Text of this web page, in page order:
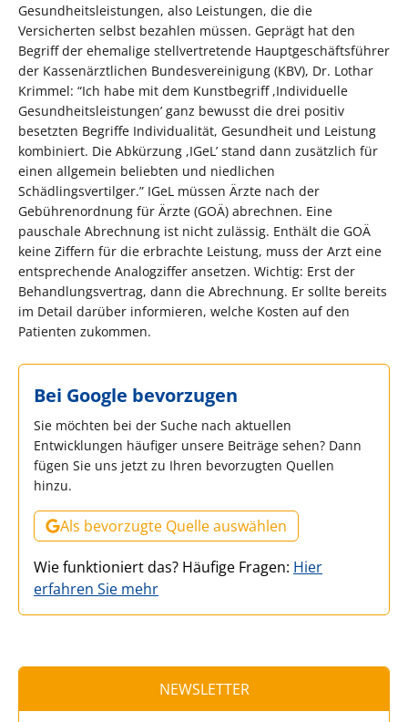
Gesundheitsleistungen, also Leistungen, die die
Versicherten selbst bezahlen müssen. Geprägt hat den
Begriff der ehemalige stellvertretende Hauptgeschäftsführer
der Kassenärztlichen Bundesvereinigung (KBV), Dr. Lothar
Krimmel: “Ich habe mit dem Kunstbegriff ,Individuelle
Gesundheitsleistungen’ ganz bewusst die drei positiv
besetzten Begriffe Individualität, Gesundheit und Leistung
kombiniert. Die Abkürzung ,IGeL’ stand dann zusätzlich für
einen allgemein beliebten und niedlichen
Schädlingsvertilger.” IGeL müssen Ärzte nach der
Gebührenordnung für Ärzte (GOÄ) abrechnen. Eine
pauschale Abrechnung ist nicht zulässig. Enthält die GOÄ
keine Ziffern für die erbrachte Leistung, muss der Arzt eine
entsprechende Analogziffer ansetzen. Wichtig: Erst der
Behandlungsvertrag, dann die Abrechnung. Er sollte bereits
im Detail darüber informieren, welche Kosten auf den
Patienten zukommen.
Bei Google bevorzugen
Sie möchten bei der Suche nach aktuellen
Entwicklungen häufiger unsere Beiträge sehen? Dann
fügen Sie uns jetzt zu Ihren bevorzugten Quellen
hinzu.
Als bevorzugte Quelle auswählen
Wie funktioniert das? Häufige Fragen: Hier
erfahren Sie mehr
NEWSLETTER